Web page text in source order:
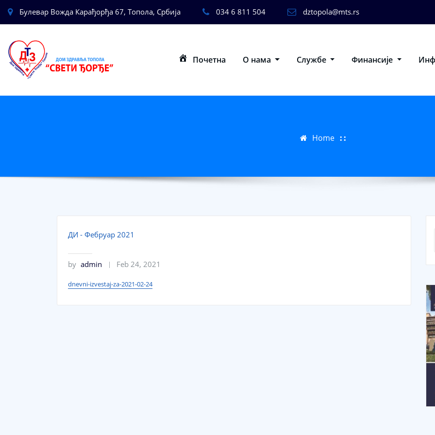
Булевар Вожда Карађорђа 67, Топола, Србија 034 6 811 504 dztopola@mts.rs
Почетна О нама Службе Финансије
Home
ДИ - Фебруар 2021
by admin Feb 24, 2021
dnevni-izvestaj-za-2021-02-24